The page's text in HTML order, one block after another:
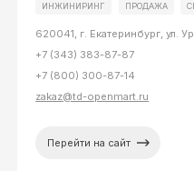
ИНЖИНИРИНГ ПРОДАЖА
620041, г. Екатеринбург, ул.
+7 (343) 383-87-87
+7 (800) 300-87-14
zakaz@td-openmart.ru
Перейти на сайт